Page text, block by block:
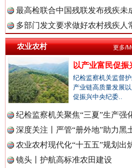
雄关漫道展新颜
最高检联合中国残联发布残疾未
多部门发文要求做好农村残疾人
农业农村
以产业富民促振
纪检监察机关监督
产业链高质量发展
促振兴中央纪委..
纪检监察机关聚焦“三夏”生产强
深度关注丨严管“册外地”助力黑
农业农村现代化“十五五”规划出
镜头丨护航高标准农田建设
更多/